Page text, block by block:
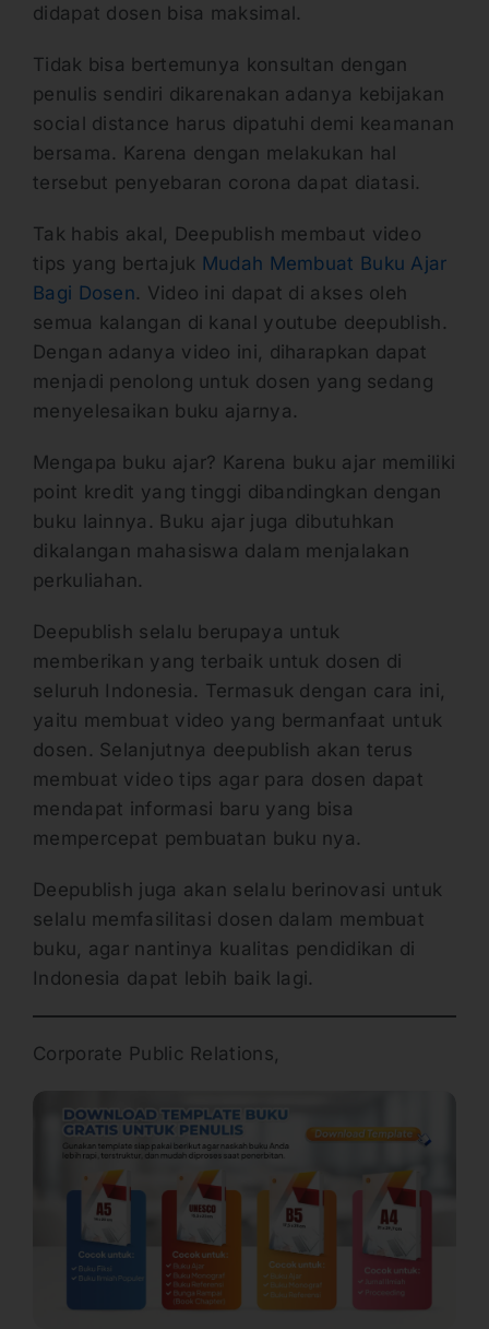
didapat dosen bisa maksimal.
Tidak bisa bertemunya konsultan dengan
penulis sendiri dikarenakan adanya kebijakan
social distance harus dipatuhi demi keamanan
bersama. Karena dengan melakukan hal
tersebut penyebaran corona dapat diatasi.
Tak habis akal, Deepublish membaut video
tips yang bertajuk Mudah Membuat Buku Ajar
Bagi Dosen. Video ini dapat di akses oleh
semua kalangan di kanal youtube deepublish.
Dengan adanya video ini, diharapkan dapat
menjadi penolong untuk dosen yang sedang
menyelesaikan buku ajarnya.
Mengapa buku ajar? Karena buku ajar memiliki
point kredit yang tinggi dibandingkan dengan
buku lainnya. Buku ajar juga dibutuhkan
dikalangan mahasiswa dalam menjalakan
perkuliahan.
Deepublish selalu berupaya untuk
memberikan yang terbaik untuk dosen di
seluruh Indonesia. Termasuk dengan cara ini,
yaitu membuat video yang bermanfaat untuk
dosen. Selanjutnya deepublish akan terus
membuat video tips agar para dosen dapat
mendapat informasi baru yang bisa
mempercepat pembuatan buku nya.
Deepublish juga akan selalu berinovasi untuk
selalu memfasilitasi dosen dalam membuat
buku, agar nantinya kualitas pendidikan di
Indonesia dapat lebih baik lagi.
Corporate Public Relations,